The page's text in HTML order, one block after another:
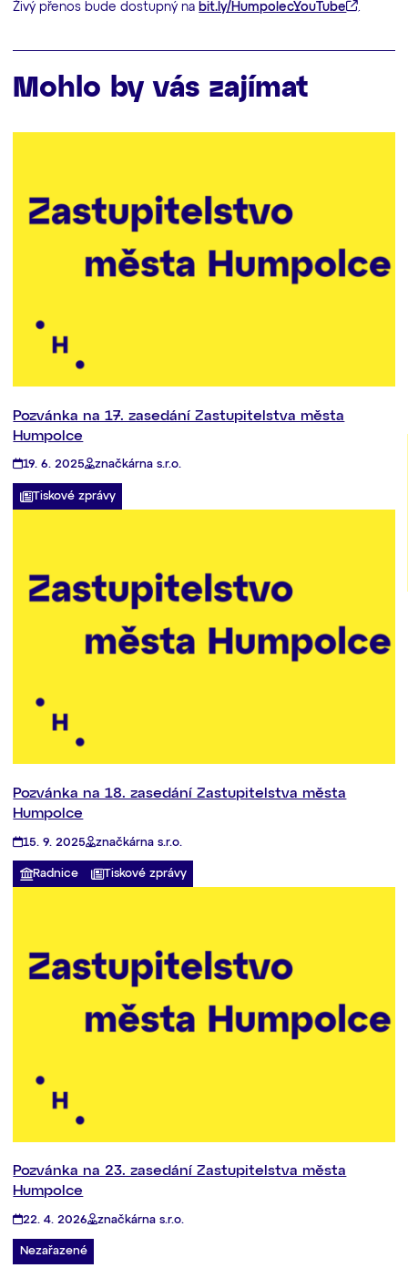
Živý přenos bude dostupný na bit.ly/HumpolecYouTube .
Mohlo by vás zajímat
Pozvánka na 17. zasedání Zastupitelstva města
Humpolce
19. 6. 2025 značkárna s.r.o.
Tiskové zprávy
Pozvánka na 18. zasedání Zastupitelstva města
Humpolce
15. 9. 2025 značkárna s.r.o.
Radnice Tiskové zprávy
Pozvánka na 23. zasedání Zastupitelstva města
Humpolce
22. 4. 2026 značkárna s.r.o.
Nezařazené